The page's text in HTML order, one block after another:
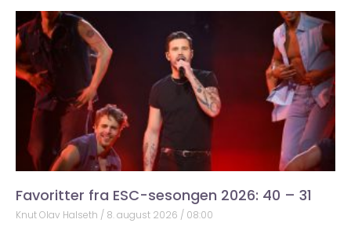
Favoritter fra ESC-sesongen 2026: 40 – 31
Knut Olav Halseth 8. august 2026 08:00